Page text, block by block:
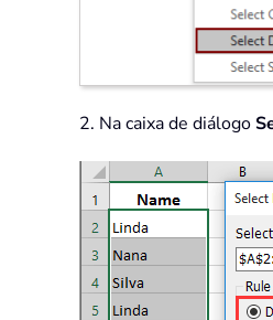
2. Na caixa de diálogo